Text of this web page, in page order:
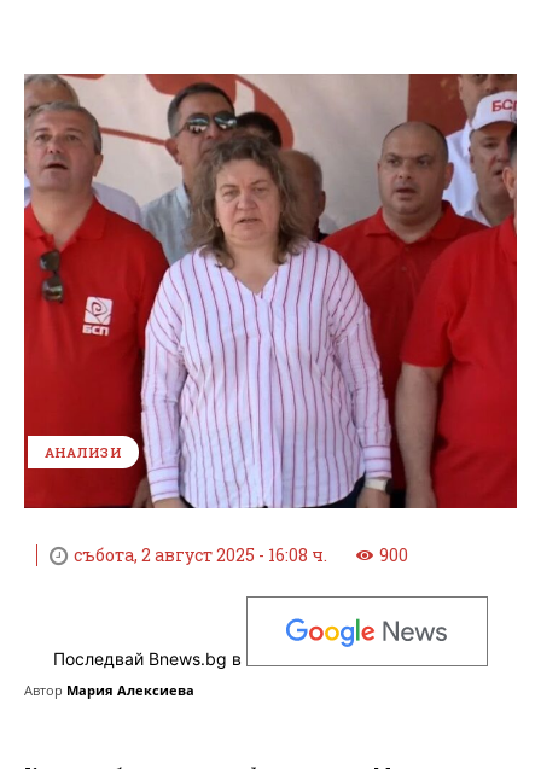
АНАЛИЗИ
събота, 2 август 2025 - 16:08 ч. 900
Последвай Bnews.bg в
Автор Мария Алексиева